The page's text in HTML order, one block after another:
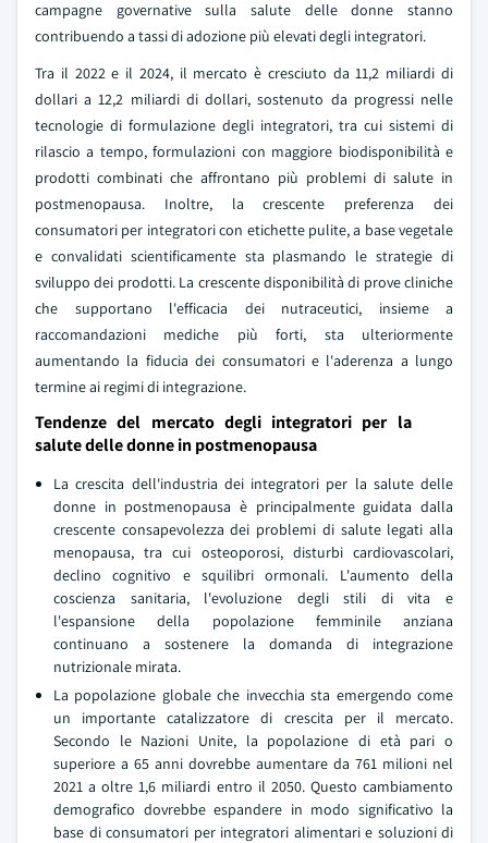
campagne governative sulla salute delle donne stanno
contribuendo a tassi di adozione più elevati degli integratori.
Tra il 2022 e il 2024, il mercato è cresciuto da 11,2 miliardi di
dollari a 12,2 miliardi di dollari, sostenuto da progressi nelle
tecnologie di formulazione degli integratori, tra cui sistemi di
rilascio a tempo, formulazioni con maggiore biodisponibilità e
prodotti combinati che affrontano più problemi di salute in
postmenopausa. Inoltre, la crescente preferenza dei
consumatori per integratori con etichette pulite, a base vegetale
e convalidati scientificamente sta plasmando le strategie di
sviluppo dei prodotti. La crescente disponibilità di prove cliniche
che supportano l'efficacia dei nutraceutici, insieme a
raccomandazioni mediche più forti, sta ulteriormente
aumentando la fiducia dei consumatori e l'aderenza a lungo
termine ai regimi di integrazione.
Tendenze del mercato degli integratori per la
salute delle donne in postmenopausa
La crescita dell'industria dei integratori per la salute delle
donne in postmenopausa è principalmente guidata dalla
crescente consapevolezza dei problemi di salute legati alla
menopausa, tra cui osteoporosi, disturbi cardiovascolari,
declino cognitivo e squilibri ormonali. L'aumento della
coscienza sanitaria, l'evoluzione degli stili di vita e
l'espansione della popolazione femminile anziana
continuano a sostenere la domanda di integrazione
nutrizionale mirata.
La popolazione globale che invecchia sta emergendo come
un importante catalizzatore di crescita per il mercato.
Secondo le Nazioni Unite, la popolazione di età pari o
superiore a 65 anni dovrebbe aumentare da 761 milioni nel
2021 a oltre 1,6 miliardi entro il 2050. Questo cambiamento
demografico dovrebbe espandere in modo significativo la
base di consumatori per integratori alimentari e soluzioni di